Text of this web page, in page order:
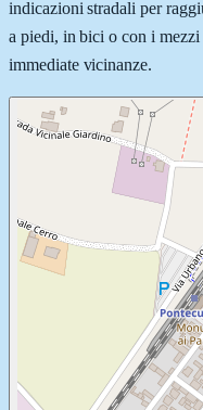
indicazioni stradali per
a piedi, in bici o con i
immediate vicinanze.